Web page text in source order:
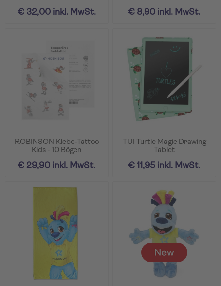
€ 32,00 inkl. MwSt. € 8,90 inkl. MwSt.
ROBINSON Klebe-Tattoo
Kids - 10 Bögen
€ 29,90 inkl. MwSt.
TUI Turtle Magic Drawing
Tablet
€ 11,95 inkl. MwSt.